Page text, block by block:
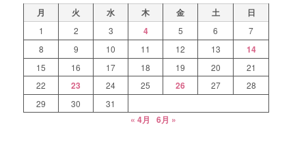
月 火 水 木 金 土 日
1 2 3 4 5 6
7
8
9 10 11 12 13 14
15 16 17 18 19 20
21
22
23 24 25 26 27
28
29
30 31
« 4月 6月 »